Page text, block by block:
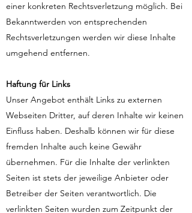
einer konkreten Rechtsverletzung möglich. Bei
Bekanntwerden von entsprechenden
Rechtsverletzungen werden wir diese Inhalte
umgehend entfernen.
Haftung für Links
Unser Angebot enthält Links zu externen
Webseiten Dritter, auf deren Inhalte wir keinen
Einfluss haben. Deshalb können wir für diese
fremden Inhalte auch keine Gewähr
übernehmen. Für die Inhalte der verlinkten
Seiten ist stets der jeweilige Anbieter oder
Betreiber der Seiten verantwortlich. Die
verlinkten Seiten wurden zum Zeitpunkt der